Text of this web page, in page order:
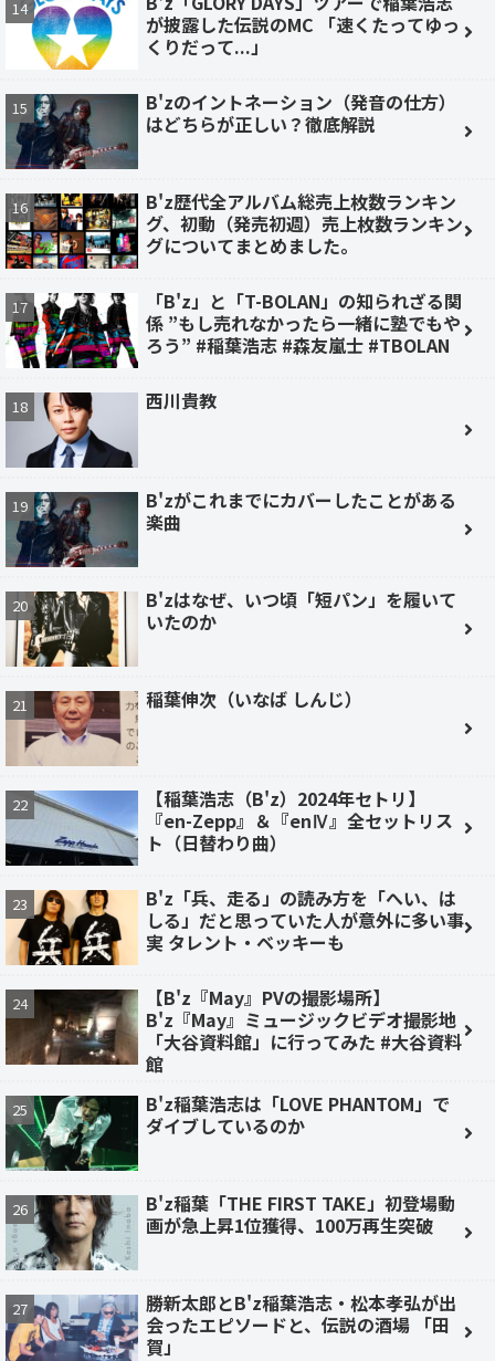
が披露した伝説のMC 「速くたってゆっ
くりだって...」
B'zのイントネーション（発音の仕方）
はどちらが正しい？徹底解説
B'z歴代全アルバム総売上枚数ランキン
グ、初動（発売初週）売上枚数ランキン
グについてまとめました。
「B'z」と「T-BOLAN」の知られざる関
係 ”もし売れなかったら一緒に塾でもや
ろう” #稲葉浩志 #森友嵐士 #TBOLAN
西川貴教
B'zがこれまでにカバーしたことがある
楽曲
B'zはなぜ、いつ頃「短パン」を履いて
いたのか
稲葉伸次（いなば しんじ）
【稲葉浩志（B'z）2024年セトリ】
『en-Zepp』＆『enⅣ』全セットリス
ト（日替わり曲）
B'z「兵、走る」の読み方を「へい、は
しる」だと思っていた人が意外に多い事
実 タレント・ベッキーも
【B'z『May』PVの撮影場所】
B'z『May』ミュージックビデオ撮影地
「大谷資料館」に行ってみた #大谷資料
館
B'z稲葉浩志は「LOVE PHANTOM」で
ダイブしているのか
B'z稲葉「THE FIRST TAKE」初登場動
画が急上昇1位獲得、100万再生突破
勝新太郎とB'z稲葉浩志・松本孝弘が出
会ったエピソードと、伝説の酒場 「田
賀」